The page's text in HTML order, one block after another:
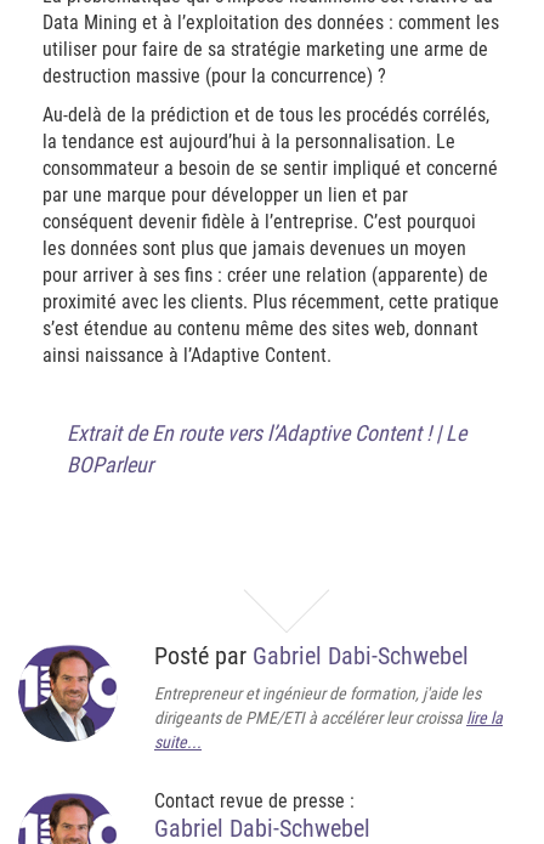
Data Mining et à l’exploitation des données : comment les
utiliser pour faire de sa stratégie marketing une arme de
destruction massive (pour la concurrence) ?
Au-delà de la prédiction et de tous les procédés corrélés,
la tendance est aujourd’hui à la personnalisation. Le
consommateur a besoin de se sentir impliqué et concerné
par une marque pour développer un lien et par
conséquent devenir fidèle à l’entreprise. C’est pourquoi
les données sont plus que jamais devenues un moyen
pour arriver à ses fins : créer une relation (apparente) de
proximité avec les clients. Plus récemment, cette pratique
s’est étendue au contenu même des sites web, donnant
ainsi naissance à l’Adaptive Content.
Extrait deEn route vers l’Adaptive Content ! | Le
BOParleur
Posté par Gabriel Dabi-Schwebel
Entrepreneur et ingénieur de formation, j'aide les
dirigeants de PME/ETI à accélérer leur croissa lire la
suite...
Contact revue de presse :
Gabriel Dabi-Schwebel